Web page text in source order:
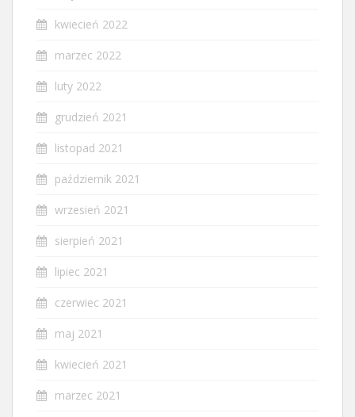
kwiecień 2022
marzec 2022
luty 2022
grudzień 2021
listopad 2021
październik 2021
wrzesień 2021
sierpień 2021
lipiec 2021
czerwiec 2021
maj 2021
kwiecień 2021
marzec 2021